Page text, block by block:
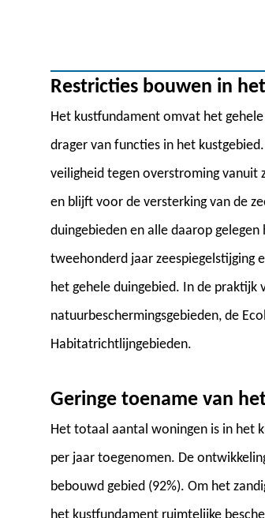
Restricties bouwen in
Het kustfundament omvat het
drager van functies in het
veiligheid tegen overstroming vanuit
en blijft voor de versterking van de
duingebieden en alle daarop
tweehonderd jaar zeespiegelstijging
het gehele duingebied. In de praktijk
natuurbeschermingsgebieden, de
Habitatrichtlijngebieden.
Geringe toename van
Het totaal aantal woningen is in het
per jaar toegenomen. De
bebouwd gebied (92%). Om het